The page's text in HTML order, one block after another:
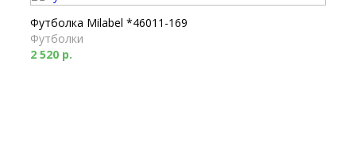
Футболка Milabel *46011-169
Футболки
2 520 р.